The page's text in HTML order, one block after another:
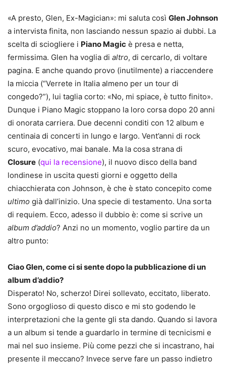
«A presto, Glen, Ex-Magician»: mi saluta così Glen Johnson
a intervista finita, non lasciando nessun spazio ai dubbi. La
scelta di sciogliere i Piano Magic è presa e netta,
fermissima. Glen ha voglia di altro, di cercarlo, di voltare
pagina. E anche quando provo (inutilmente) a riaccendere
la miccia (“Verrete in Italia almeno per un tour di
congedo?”), lui taglia corto: «No, mi spiace, è tutto finito».
Dunque i Piano Magic stoppano la loro corsa dopo 20 anni
di onorata carriera. Due decenni conditi con 12 album e
centinaia di concerti in lungo e largo. Vent’anni di rock
scuro, evocativo, mai banale. Ma la cosa strana di
Closure (qui la recensione), il nuovo disco della band
londinese in uscita questi giorni e oggetto della
chiacchierata con Johnson, è che è stato concepito come
ultimo già dall’inizio. Una specie di testamento. Una sorta
di requiem. Ecco, adesso il dubbio è: come si scrive un
album d’addio? Anzi no un momento, voglio partire da un
altro punto:
Ciao Glen, come ci si sente dopo la pubblicazione di un
album d’addio?
Disperato! No, scherzo! Direi sollevato, eccitato, liberato.
Sono orgoglioso di questo disco e mi sto godendo le
interpretazioni che la gente gli sta dando. Quando si lavora
a un album si tende a guardarlo in termine di tecnicismi e
mai nel suo insieme. Più come pezzi che si incastrano, hai
presente il meccano? Invece serve fare un passo indietro